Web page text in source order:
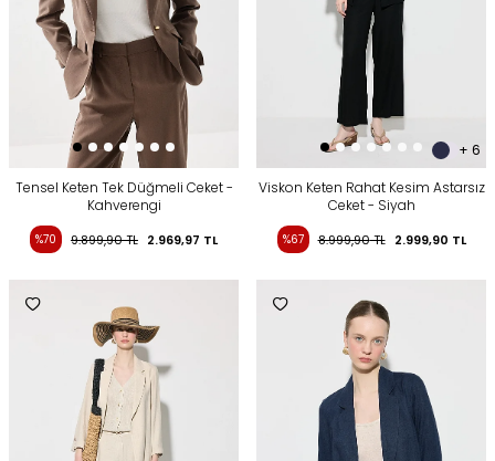
Tensel Keten Tek Düğmeli Ceket -
Kahverengi
%70 9.899,90TL 2.969,97 TL
+ 6
Viskon Keten Rahat Kesim Astarsız
Ceket - Siyah
%67 8.999,90TL 2.999,90 TL